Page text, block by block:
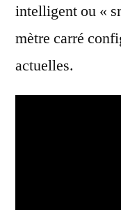
intelligent ou «
mètre carré
actuelles.